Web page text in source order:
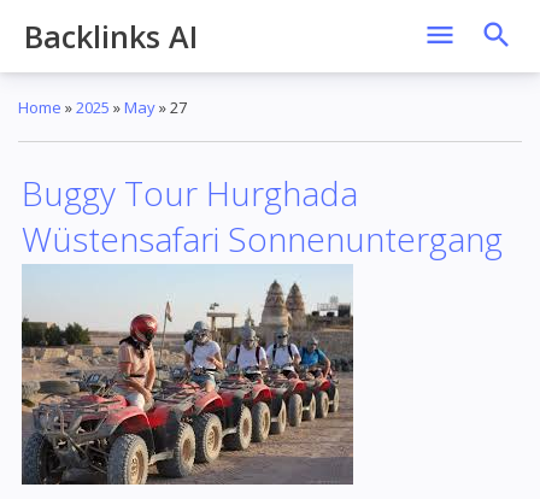
Backlinks AI
Home »2025 »May»27
Buggy Tour Hurghada
Wüstensafari Sonnenuntergang